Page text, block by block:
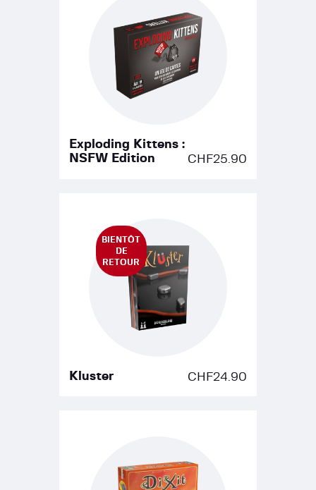
Exploding Kittens :
NSFW Edition
CHF25.90
BIENTÔT
DE
RETOUR
Kluster CHF24.90